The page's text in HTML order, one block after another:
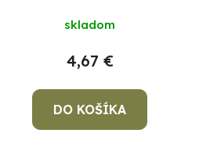
skladom
4,67 €
DO KOŠÍKA